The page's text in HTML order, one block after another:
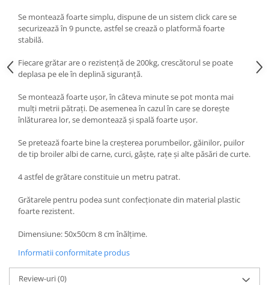
Se montează foarte simplu, dispune de un sistem click care se
securizează în 9 puncte, astfel se crează o platformă foarte
stabilă.
Fiecare grătar are o rezistență de 200kg, crescătorul se poate
deplasa pe ele în deplină siguranță.
Se montează foarte ușor, în câteva minute se pot monta mai
mulți metrii pătrați. De asemenea în cazul în care se dorește
înlăturarea lor, se demontează și spală foarte ușor.
Se pretează foarte bine la creșterea porumbeilor, găinilor, puilor
de tip broiler albi de carne, curci, gâște, rațe și alte păsări de curte.
4 astfel de grătare constituie un metru patrat.
Grătarele pentru podea sunt confecționate din material plastic
foarte rezistent.
Dimensiune: 50x50cm 8 cm înălțime.
Informatii conformitate produs
Review-uri(0)